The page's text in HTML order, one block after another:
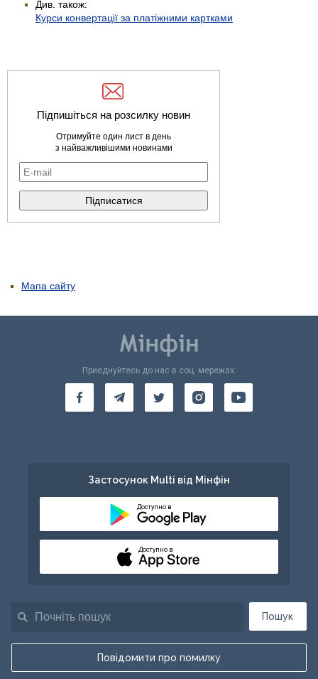
Див. також:
Курси конвертації за платіжними картками
Підпишіться на розсилку новин
Отримуйте один лист в день
з найважливішими новинами
Мапа сайту
Пошук
Повідомити про помилку
Приєднуйтесь до нас в соц. мережах:
Застосунок Multi від Мінфін
Доступно в
Доступно в